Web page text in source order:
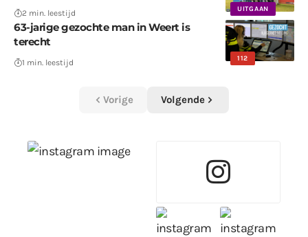
UITGAAN
2 min. leestijd
112
63-jarige gezochte man in Weert is
terecht
1 min. leestijd
Vorige Volgende